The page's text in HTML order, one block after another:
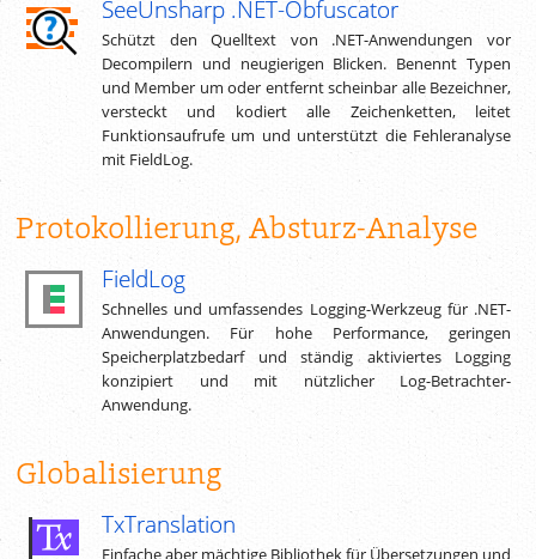
SeeUnsharp .NET-Obfuscator
Schützt den Quelltext von .NET-Anwendungen vor
Decompilern und neugierigen Blicken. Benennt Typen
und Member um oder entfernt scheinbar alle Bezeichner,
versteckt und kodiert alle Zeichenketten, leitet
Funktionsaufrufe um und unterstützt die Fehleranalyse
mit FieldLog.
Protokollierung, Absturz-Analyse
FieldLog
Schnelles und umfassendes Logging-Werkzeug für .NET-
Anwendungen. Für hohe Performance, geringen
Speicherplatzbedarf und ständig aktiviertes Logging
konzipiert und mit nützlicher Log-Betrachter-
Anwendung.
Globalisierung
TxTranslation
Einfache aber mächtige Bibliothek für Übersetzungen und